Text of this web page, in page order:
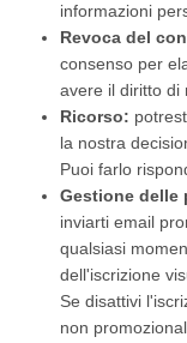
informazioni
Revoca del
consenso per
avere il diritto di
Ricorso:
la nostra
Puoi farlo
Gestione delle
inviarti email
qualsiasi
dell'iscrizione
Se disattivi
non